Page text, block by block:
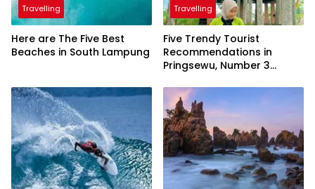
Travelling
Here are The Five Best
Beaches in South Lampung
Travelling
Five Trendy Tourist
Recommendations in
Pringsewu, Number 3
President